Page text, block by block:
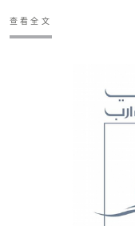
查看全文